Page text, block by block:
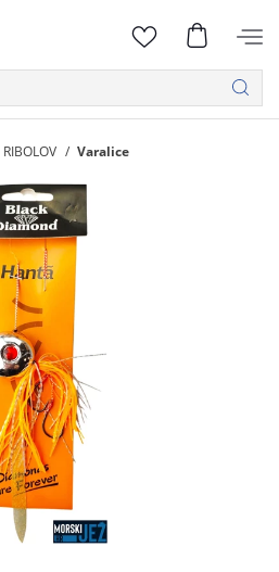
RIBOLOV Varalice